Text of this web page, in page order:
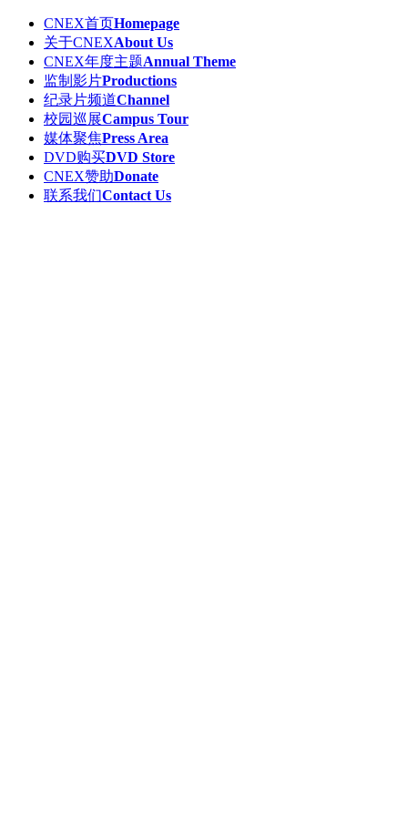
CNEX首页Homepage
关于CNEXAbout Us
CNEX年度主题Annual Theme
监制影片Productions
纪录片频道Channel
校园巡展Campus Tour
媒体聚焦Press Area
DVD购买DVD Store
CNEX赞助Donate
联系我们Contact Us